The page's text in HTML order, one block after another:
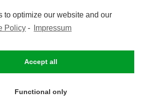
to optimize our website and our
Policy - Impressum
Accept all
Functional only